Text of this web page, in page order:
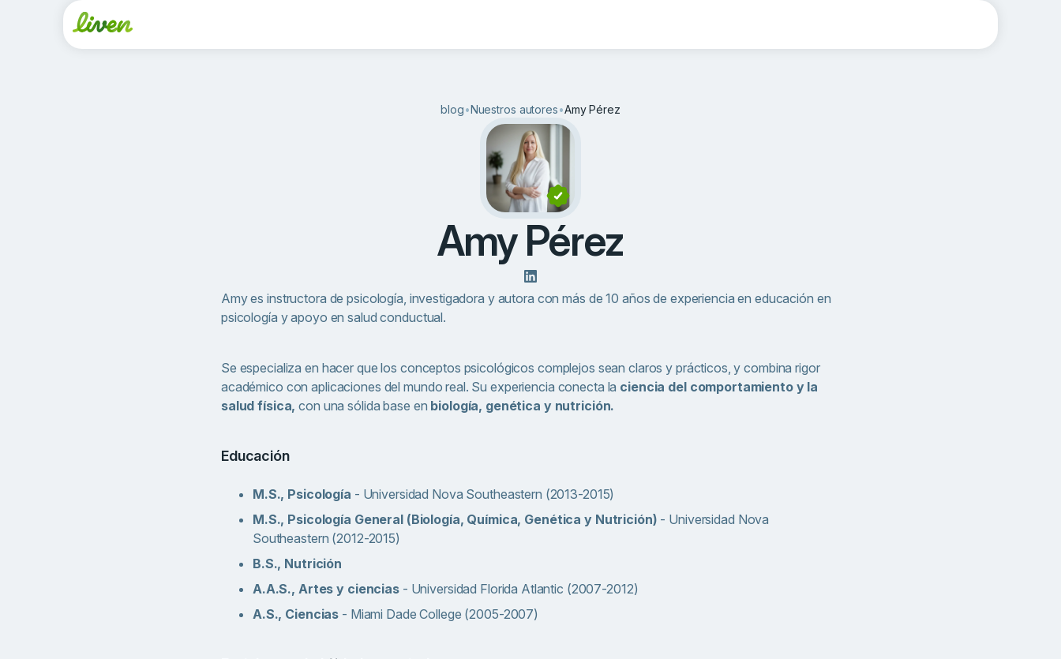
blog•Nuestros autores•Amy Pérez
Amy Pérez
Amy es instructora de psicología, investigadora y autora con más de 10 años de experiencia en educación en
psicología y apoyo en salud conductual.
Se especializa en hacer que los conceptos psicológicos complejos sean claros y prácticos, y combina rigor
académico con aplicaciones del mundo real. Su experiencia conecta la ciencia del comportamiento y la
salud física, con una sólida base en biología, genética y nutrición.
Educación
M.S., Psicología - Universidad Nova Southeastern (2013-2015)
M.S., Psicología General (Biología, Química, Genética y Nutrición) - Universidad Nova
Southeastern (2012-2015)
B.S., Nutrición
A.A.S., Artes y ciencias - Universidad Florida Atlantic (2007-2012)
A.S., Ciencias - Miami Dade College (2005-2007)